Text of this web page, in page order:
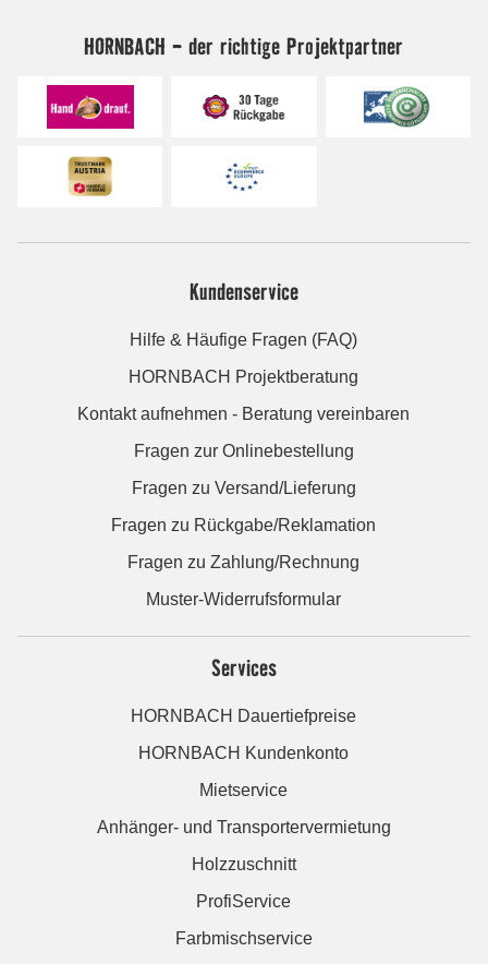
HORNBACH - der richtige Projektpartner
Kundenservice
Hilfe & Häufige Fragen (FAQ)
HORNBACH Projektberatung
Kontakt aufnehmen - Beratung vereinbaren
Fragen zur Onlinebestellung
Fragen zu Versand/Lieferung
Fragen zu Rückgabe/Reklamation
Fragen zu Zahlung/Rechnung
Muster-Widerrufsformular
Services
HORNBACH Dauertiefpreise
HORNBACH Kundenkonto
Mietservice
Anhänger- und Transportervermietung
Holzzuschnitt
ProfiService
Farbmischservice